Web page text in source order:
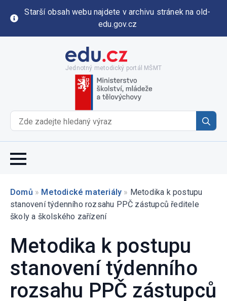
Starší obsah webu najdete v archivu stránek na old-
edu.gov.cz
Jednotný metodický portál MŠMT
for:
Domů » Metodické materiály » Metodika k postupu
stanovení týdenního rozsahu PPČ zástupců ředitele
školy a školského zařízení
Metodika k postupu
stanovení týdenního
rozsahu PPČ zástupců